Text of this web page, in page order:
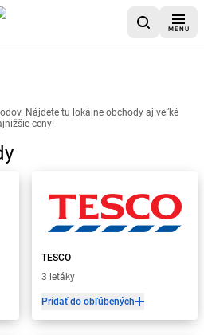
MENU
Nájdete tu lokálne obchody aj veľké
ceny!
TESCO
3 letáky
Pridať do obľúbených